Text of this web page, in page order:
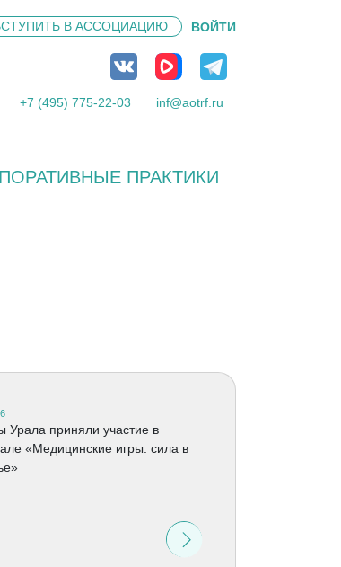
В АССОЦИАЦИЮ ВОЙТИ
+7 (495) 775-22-03 inf@aotrf.ru
ПРАКТИКИ
Урала приняли участие в
«Медицинские игры: сила в